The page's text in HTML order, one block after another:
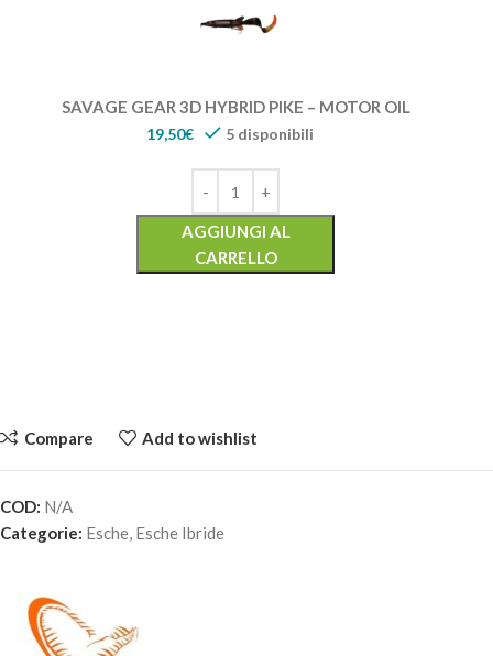
SAVAGE GEAR 3D HYBRID PIKE – MOTOR OIL
19,50€ 5 disponibili
AGGIUNGI AL
CARRELLO
SAVAGE GEAR 3D HYBRID PIKE – BLUE SILVER UV
19,50€
Compare Add to wishlist
COD: N/A
Categorie: Esche, Esche Ibride